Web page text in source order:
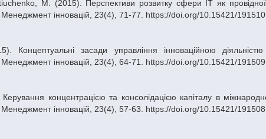
Менеджмент інновацій, 23(4), 71-77. https://doi.org/10.15421/191510
Менеджмент інновацій, 23(4), 64-71. https://doi.org/10.15421/191509
Менеджмент інновацій, 23(4), 57-63. https://doi.org/10.15421/191508